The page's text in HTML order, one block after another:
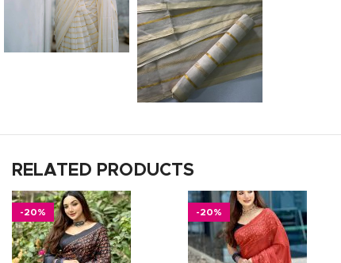
RELATED PRODUCTS
-20% -20%